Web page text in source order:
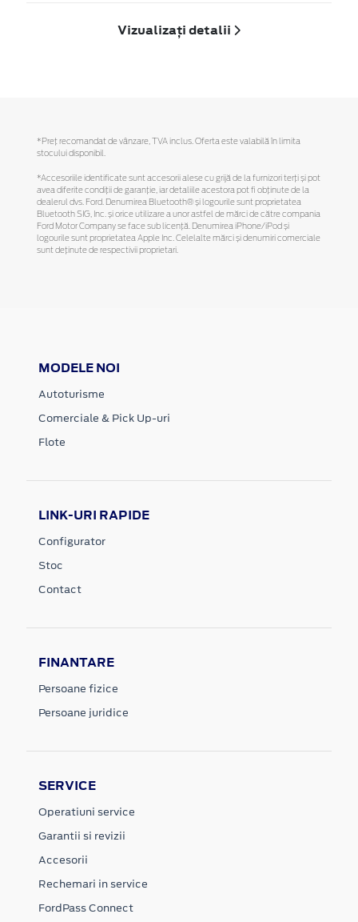
Vizualizați detalii
*Preţ recomandat de vânzare, TVA inclus. Oferta este valabilă în limita
stocului disponibil.
*Accesoriile identificate sunt accesorii alese cu grijă de la furnizori terți și pot
avea diferite condiții de garanție, iar detaliile acestora pot fi obținute de la
dealerul dvs. Ford. Denumirea Bluetooth® și logourile sunt proprietatea
Bluetooth SIG, Inc. și orice utilizare a unor astfel de mărci de către compania
Ford Motor Company se face sub licență. Denumirea iPhone/iPod și
logourile sunt proprietatea Apple Inc. Celelalte mărci și denumiri comerciale
sunt deținute de respectivii proprietari.
MODELE NOI
Autoturisme
Comerciale & Pick Up-uri
Flote
LINK-URI RAPIDE
Configurator
Stoc
Contact
FINANTARE
Persoane fizice
Persoane juridice
SERVICE
Operatiuni service
Garantii si revizii
Accesorii
Rechemari in service
FordPass Connect